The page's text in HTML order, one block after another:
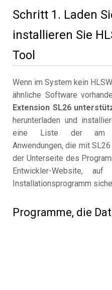
Schritt 1. Laden
installieren Sie
Tool
Wenn im System kein
ähnliche Software
Extension SL26
herunterladen und
eine Liste der am
Anwendungen, die mit
der Unterseite des
Entwickler-Website,
Installationsprogramm
Programme, die